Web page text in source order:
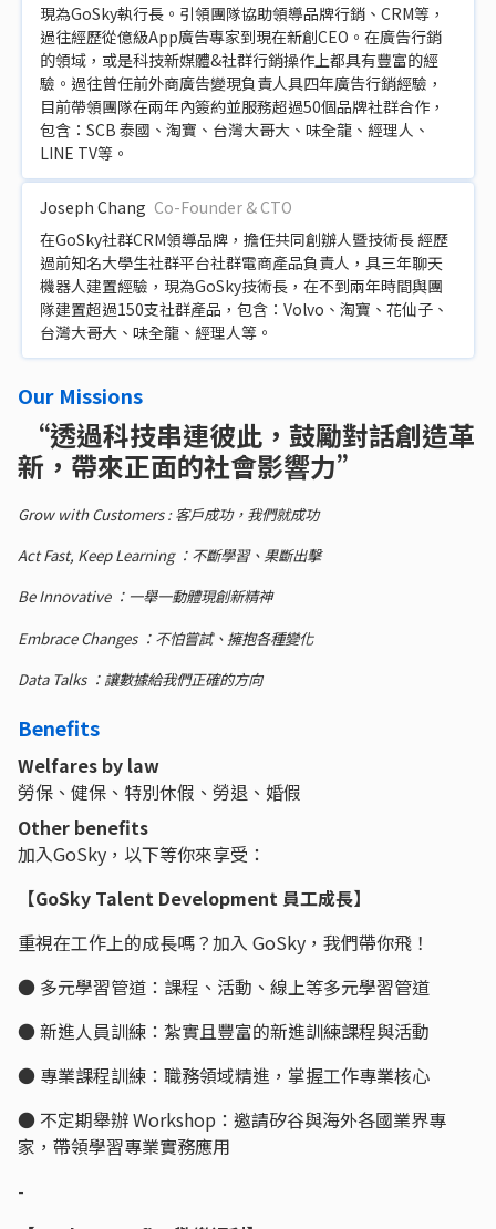
現為GoSky執行長。引領團隊協助領導品牌行銷、CRM等，
過往經歷從億級App廣告專家到現在新創CEO。在廣告行銷
的領域，或是科技新媒體&社群行銷操作上都具有豐富的經
驗。過往曾任前外商廣告變現負責人具四年廣告行銷經驗，
目前帶領團隊在兩年內簽約並服務超過50個品牌社群合作，
包含：SCB 泰國、淘寶、台灣大哥大、味全龍、經理人、
LINE TV等。
Joseph Chang Co-Founder & CTO
在GoSky社群CRM領導品牌，擔任共同創辦人暨技術長 經歷
過前知名大學生社群平台社群電商產品負責人，具三年聊天
機器人建置經驗，現為GoSky技術長，在不到兩年時間與團
隊建置超過150支社群產品，包含：Volvo、淘寶、花仙子、
台灣大哥大、味全龍、經理人等。
Our Missions
“透過科技串連彼此，鼓勵對話創造革
新，帶來正面的社會影響力”
Grow with Customers : 客戶成功，我們就成功
Act Fast, Keep Learning ：不斷學習、果斷出擊
Be Innovative ：一舉一動體現創新精神
Embrace Changes ：不怕嘗試、擁抱各種變化
Data Talks ：讓數據給我們正確的方向
Benefits
Welfares by law
勞保、健保、特別休假、勞退、婚假
Other benefits
加入GoSky，以下等你來享受：
【GoSky Talent Development 員工成長】
重視在工作上的成長嗎？加入 GoSky，我們帶你飛！
● 多元學習管道：課程、活動、線上等多元學習管道
● 新進人員訓練：紮實且豐富的新進訓練課程與活動
● 專業課程訓練：職務領域精進，掌握工作專業核心
● 不定期舉辦 Workshop：邀請矽谷與海外各國業界專
家，帶領學習專業實務應用
-